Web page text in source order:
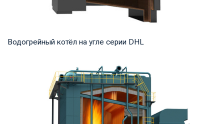
Водогрейный котёл на угле серии DHL
Горячая вода Рабочее давление: 1,25-1,6 МПа Тепловая
мощность продукта: 29-140 МВт Температура...